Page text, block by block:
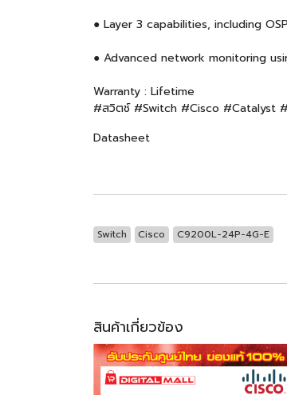
● Layer 3 capabilities, including
● Advanced network monitoring
Warranty : Lifetime
#สวิตช์ #Switch #Cisco #Catalyst
Datasheet
Switch Cisco C9200L-24P-4G-E
สินค้าเกี่ยวข้อง